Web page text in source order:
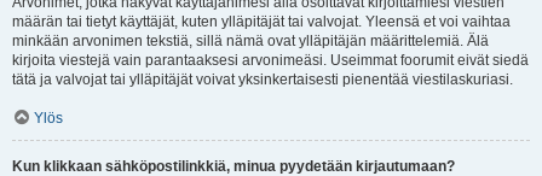
määrän tai tietyt käyttäjät, kuten ylläpitäjät tai valvojat. Yleensä et voi vaihtaa
minkään arvonimen tekstiä, sillä nämä ovat ylläpitäjän määrittelemiä. Älä
kirjoita viestejä vain parantaaksesi arvonimeäsi. Useimmat foorumit eivät siedä
tätä ja valvojat tai ylläpitäjät voivat yksinkertaisesti pienentää viestilaskuriasi.
Ylös
Kun klikkaan sähköpostilinkkiä, minua pyydetään kirjautumaan?